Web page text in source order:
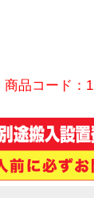
商品コード：